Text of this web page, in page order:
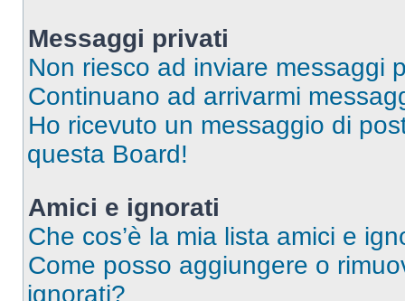
Messaggi privati
Non riesco ad inviare messaggi
Continuano ad arrivarmi
Ho ricevuto un messaggio di
questa Board!
Amici e ignorati
Che cos’è la mia lista amici e
Come posso aggiungere o
ignorati?